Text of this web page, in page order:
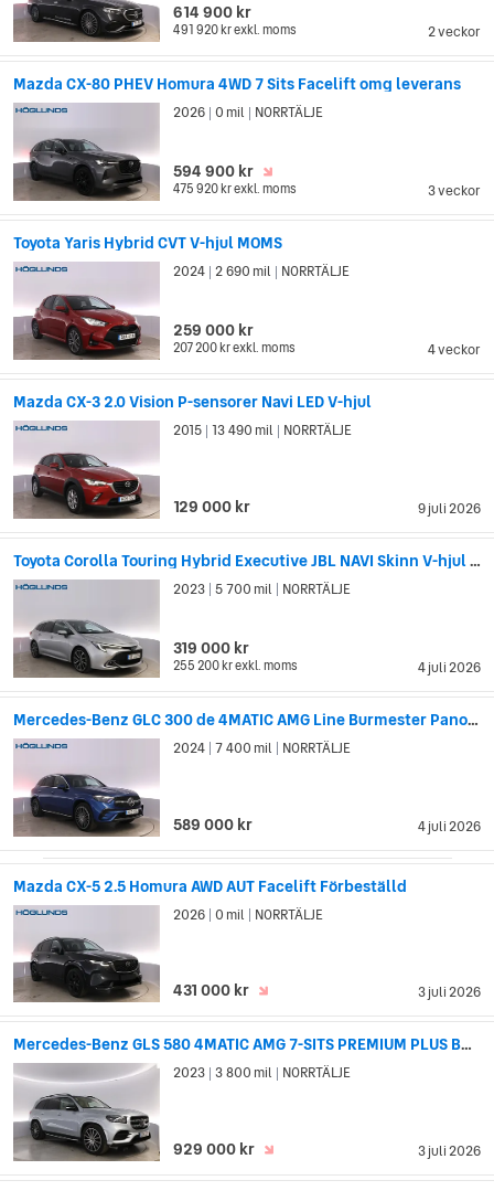
2 veckor
614 900 kr
491 920 krexkl. moms
Mazda CX-80 PHEV Homura 4WD 7 Sits Facelift omg leverans
3 veckor
2026 0 mil NORRTÄLJE
594 900 kr
475 920 krexkl. moms
Toyota Yaris Hybrid CVT V-hjul MOMS
4 veckor
2024 2 690 mil NORRTÄLJE
259 000 kr
207 200 krexkl. moms
Mazda CX-3 2.0 Vision P-sensorer Navi LED V-hjul
9 juli 2026
2015 13 490 mil NORRTÄLJE
129 000 kr
Toyota Corolla Touring Hybrid Executive JBL NAVI Skinn V-hjul MOMS
4 juli 2026
2023 5 700 mil NORRTÄLJE
319 000 kr
255 200 krexkl. moms
Mercedes-Benz GLC 300 de 4MATIC AMG Line Burmester Pano Headup Skinn
4 juli 2026
2024 7 400 mil NORRTÄLJE
589 000 kr
Mazda CX-5 2.5 Homura AWD AUT Facelift Förbeställd
3 juli 2026
2026 0 mil NORRTÄLJE
431 000 kr
Mercedes-Benz GLS 580 4MATIC AMG 7-SITS PREMIUM PLUS BURMESTER INK V-HJUL
3 juli 2026
2023 3 800 mil NORRTÄLJE
929 000 kr